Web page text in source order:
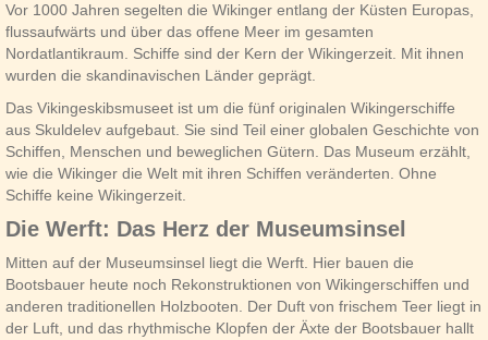
Vor 1000 Jahren segelten die Wikinger entlang der Küsten Europas,
flussaufwärts und über das offene Meer im gesamten
Nordatlantikraum. Schiffe sind der Kern der Wikingerzeit. Mit ihnen
wurden die skandinavischen Länder geprägt.
Das Vikingeskibsmuseet ist um die fünf originalen Wikingerschiffe
aus Skuldelev aufgebaut. Sie sind Teil einer globalen Geschichte von
Schiffen, Menschen und beweglichen Gütern. Das Museum erzählt,
wie die Wikinger die Welt mit ihren Schiffen veränderten. Ohne
Schiffe keine Wikingerzeit.
Die Werft: Das Herz der Museumsinsel
Mitten auf der Museumsinsel liegt die Werft. Hier bauen die
Bootsbauer heute noch Rekonstruktionen von Wikingerschiffen und
anderen traditionellen Holzbooten. Der Duft von frischem Teer liegt in
der Luft, und das rhythmische Klopfen der Äxte der Bootsbauer hallt